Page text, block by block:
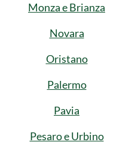
Monza e Brianza
Novara
Oristano
Palermo
Pavia
Pesaro e Urbino